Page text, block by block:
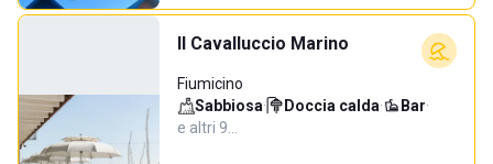
Il Cavalluccio Marino
Fiumicino
Sabbiosa· Doccia calda· Bar·
e altri 9…